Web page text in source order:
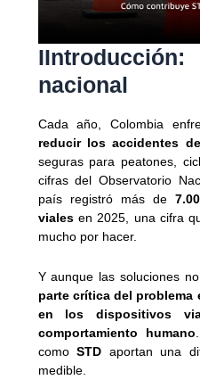
I
nacional
Cada año, Colombia
reducir los accidentes
seguras para peatones,
cifras del Observatorio
país registró más de
vialesen 2025, una cifra
mucho por hacer.
Y aunque las soluciones
parte crítica del problema
en los dispositivos
comportamiento humano
comoSTD aportan una
medible.